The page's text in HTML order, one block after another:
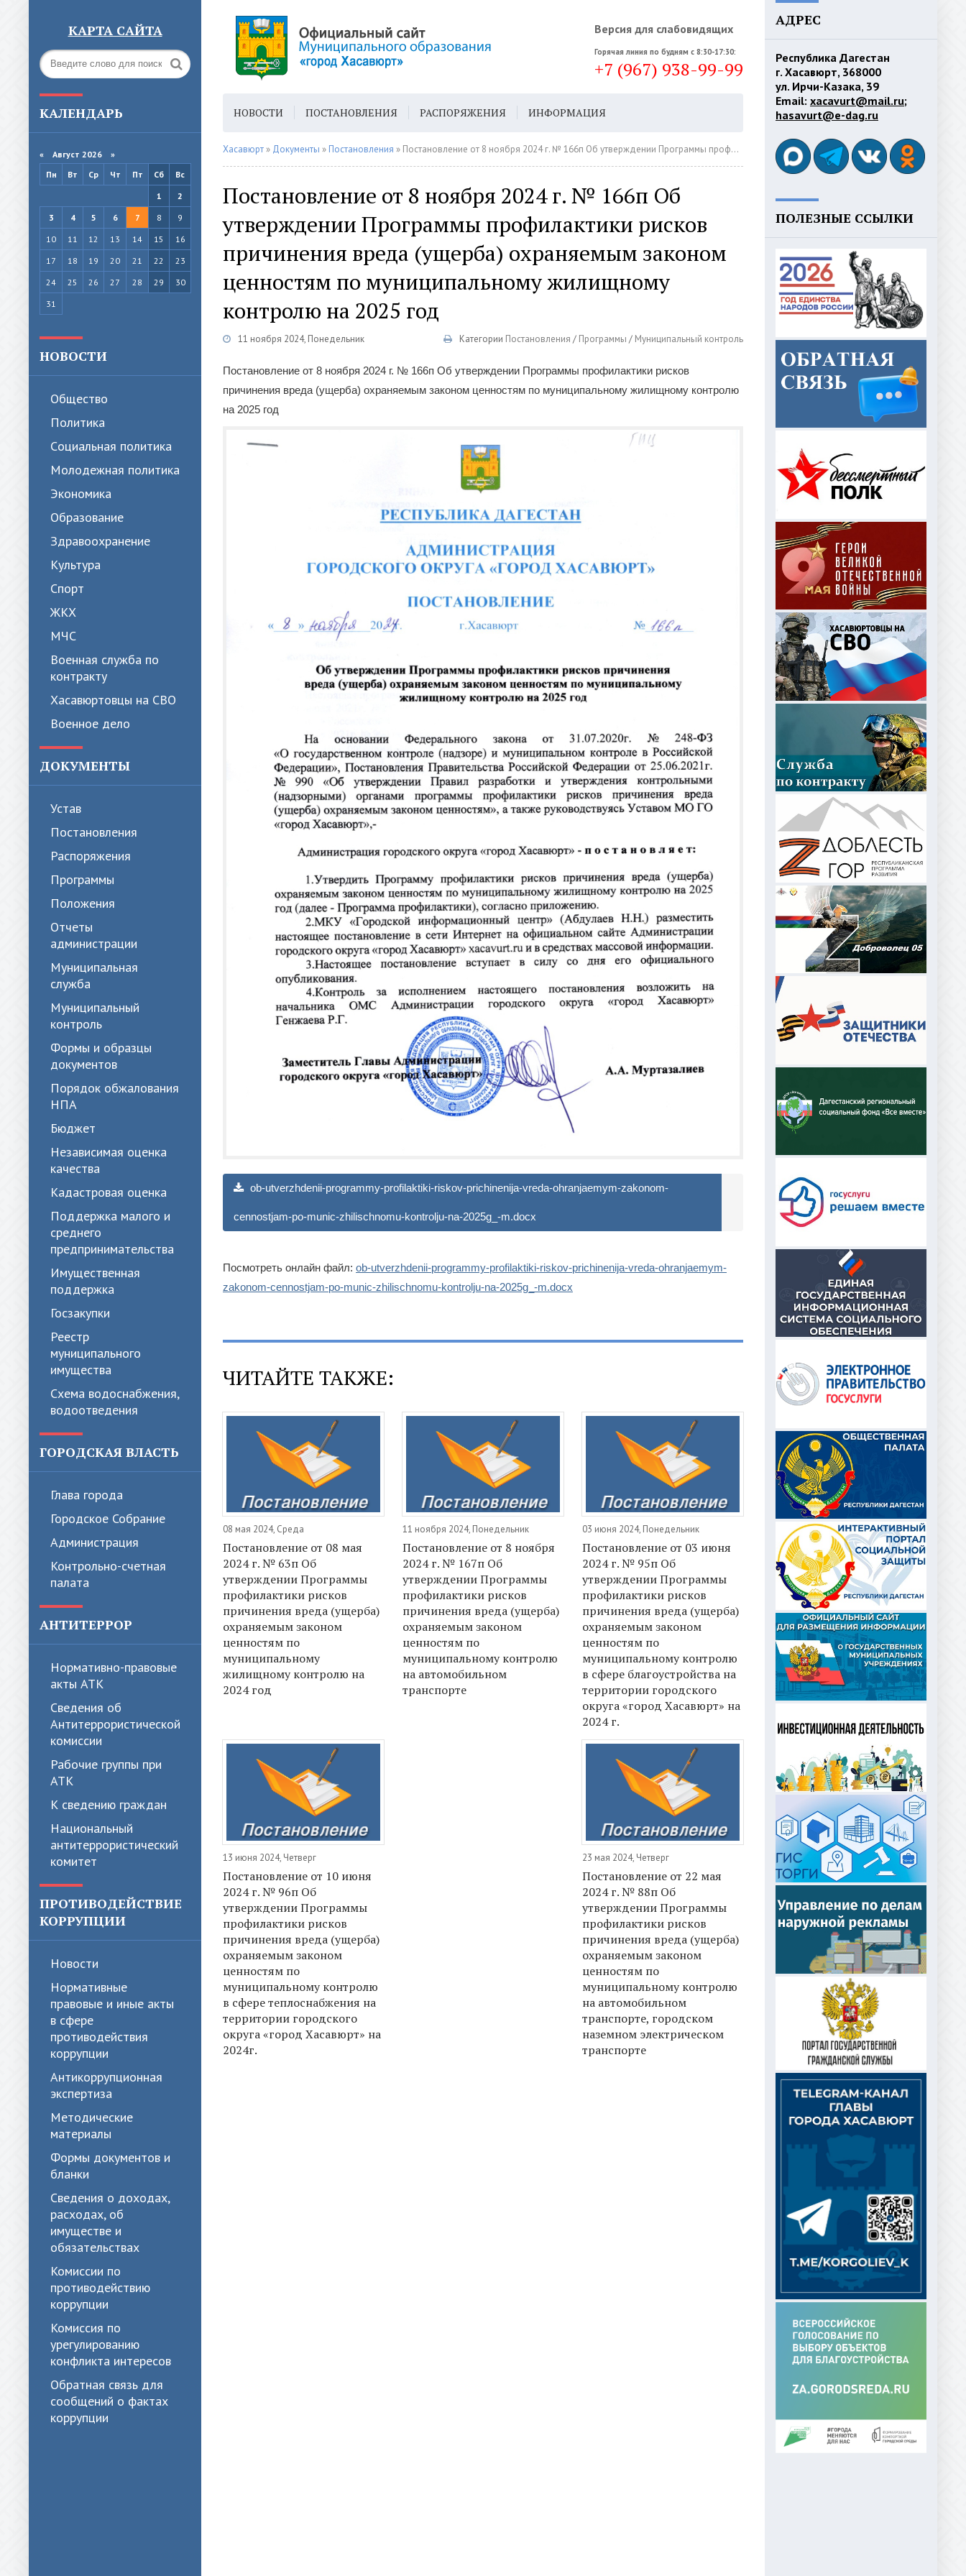
КАРТА САЙТА Версия для слабовидящих
Горячая линия по будням с 8:30-17:30:
+7 (967) 938-99-99
КАЛЕНДАРЬ
« Август 2026 »
Пн
Вт Ср Чт Пт Сб
Вс
1
2
3
4 5 6 7 8
9
10
11 12 13 14 15
16
17
18 19 20 21 22
23
24
25 26 27 28 29
30
31
НОВОСТИ
Общество
Политика
Cоциальная политика
Молодежная политика
Экономика
Образование
Здравоохранение
Культура
Спорт
ЖКХ
МЧС
Военная служба по
контракту
Хасавюртовцы на СВО
Военное дело
ДОКУМЕНТЫ
Устав
Постановления
Распоряжения
Программы
Положения
Отчеты
администрации
Муниципальная
служба
Муниципальный
контроль
Формы и образцы
документов
Порядок обжалования
НПА
Бюджет
Независимая оценка
качества
Кадастровая оценка
Поддержка малого и
среднего
предпринимательства
Имущественная
поддержка
Госзакупки
Реестр
муниципального
имущества
Схема водоснабжения,
водоотведения
ГОРОДСКАЯ ВЛАСТЬ
Глава города
Городское Собрание
Администрация
Контрольно-счетная
палата
АНТИТЕРРОР
Нормативно-правовые
акты АТК
Сведения об
Антитеррористической
комиссии
Рабочие группы при
АТК
К сведению граждан
Национальный
антитеррористический
комитет
ПРОТИВОДЕЙСТВИЕ
КОРРУПЦИИ
Новости
Нормативные
правовые и иные акты
в сфере
противодействия
коррупции
Антикоррупционная
экспертиза
Методические
материалы
Формы документов и
бланки
Сведения о доходах,
расходах, об
имуществе и
обязательствах
Комиссии по
противодействию
коррупции
Комиссия по
урегулированию
конфликта интересов
Обратная связь для
сообщений о фактах
коррупции
НОВОСТИ ПОСТАНОВЛЕНИЯ РАСПОРЯЖЕНИЯ ИНФОРМАЦИЯ
ГОРОДСКАЯ СРЕДА ГЕН. ПЛАН
Хасавюрт » Документы » Постановления » Постановление от 8 ноября 2024 г. № 166п Об утверждении Программы профилактики рисков причинения вреда (ущерба) охраняемым законом ценностям по муниципальному жилищному контролю на 2025 год
Постановление от 8 ноября 2024 г. № 166п Об
утверждении Программы профилактики рисков
причинения вреда (ущерба) охраняемым законом
ценностям по муниципальному жилищному
контролю на 2025 год
11 ноября 2024, Понедельник Категории Постановления / Программы / Муниципальный контроль
Постановление от 8 ноября 2024 г. № 166п Об утверждении Программы профилактики рисков
причинения вреда (ущерба) охраняемым законом ценностям по муниципальному жилищному контролю
на 2025 год
ob-utverzhdenii-programmy-profilaktiki-riskov-prichinenija-vreda-ohranjaemym-zakonom-
cennostjam-po-munic-zhilischnomu-kontrolju-na-2025g_-m.docx
Посмотреть онлайн файл: ob-utverzhdenii-programmy-profilaktiki-riskov-prichinenija-vreda-ohranjaemym-
zakonom-cennostjam-po-munic-zhilischnomu-kontrolju-na-2025g_-m.docx
ЧИТАЙТЕ ТАКЖЕ:
08 мая 2024, Среда
Постановление от 08 мая
2024 г. № 63п Об
утверждении Программы
профилактики рисков
причинения вреда (ущерба)
охраняемым законом
ценностям по
муниципальному
жилищному контролю на
2024 год
11 ноября 2024, Понедельник
Постановление от 8 ноября
2024 г. № 167п Об
утверждении Программы
профилактики рисков
причинения вреда (ущерба)
охраняемым законом
ценностям по
муниципальному контролю
на автомобильном
транспорте
03 июня 2024, Понедельник
Постановление от 03 июня
2024 г. № 95п Об
утверждении Программы
профилактики рисков
причинения вреда (ущерба)
охраняемым законом
ценностям по
муниципальному контролю
в сфере благоустройства на
территории городского
округа «город Хасавюрт» на
2024 г.
13 июня 2024, Четверг
Постановление от 10 июня
2024 г. № 96п Об
утверждении Программы
профилактики рисков
причинения вреда (ущерба)
охраняемым законом
ценностям по
муниципальному контролю
в сфере теплоснабжения на
территории городского
округа «город Хасавюрт» на
2024г.
23 мая 2024, Четверг
Постановление от 22 мая
2024 г. № 88п Об
утверждении Программы
профилактики рисков
причинения вреда (ущерба)
охраняемым законом
ценностям по
муниципальному контролю
на автомобильном
транспорте, городском
наземном электрическом
транспорте
АДРЕС
Республика Дагестан
г. Хасавюрт, 368000
ул. Ирчи-Казака, 39
Email: xacavurt@mail.ru;
hasavurt@e-dag.ru
ПОЛЕЗНЫЕ ССЫЛКИ